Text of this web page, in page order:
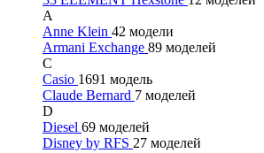
A
Anne Klein 42 модели
Armani Exchange 89 моделей
C
Casio 1691 модель
Claude Bernard 7 моделей
D
Diesel 69 моделей
Disney by RFS 27 моделей